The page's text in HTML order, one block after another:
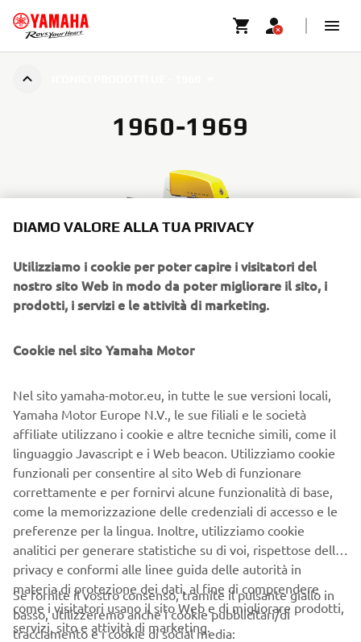
1960-1969
Scopri di più
1961 P-3
DIAMO VALORE ALLA TUA PRIVACY
Utilizziamo i cookie per poter capire i visitatori del
nostro sito Web in modo da poter migliorare il sito, i
prodotti, i servizi e le attività di marketing.
Cookie nel sito Yamaha Motor
Nel sito yamaha-motor.eu, in tutte le sue versioni locali,
Yamaha Motor Europe N.V., le sue filiali e le società
affiliate utilizzano i cookie e altre tecniche simili, come il
linguaggio Javascript e i Web beacon. Utilizziamo cookie
funzionali per consentire al sito Web di funzionare
correttamente e per fornirvi alcune funzionalità di base,
come la memorizzazione delle credenziali di accesso e le
preferenze per la lingua. Inoltre, utilizziamo cookie
analitici per generare statistiche su di voi, rispettose della
privacy e conformi alle linee guida delle autorità in
materia di protezione dei dati, al fine di comprendere
come i visitatori usano il sito Web e di migliorare prodotti,
servizi, sito e attività di marketing.
Se fornite il vostro consenso, tramite il pulsante giallo in
basso, utilizzeremo anche i cookie pubblicitari/di
tracciamento e i cookie di social media: